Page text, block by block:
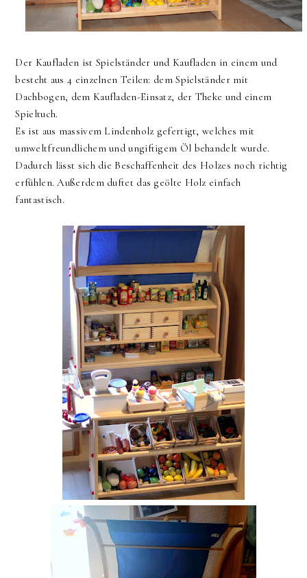
Der Kaufladen ist Spielständer und Kaufladen in einem und
besteht aus 4 einzelnen Teilen: dem Spielständer mit
Dachbogen, dem Kaufladen-Einsatz, der Theke und einem
Spieltuch.
Es ist aus massivem Lindenholz gefertigt, welches mit
umweltfreundlichem und ungiftigem Öl behandelt wurde.
Dadurch lässt sich die Beschaffenheit des Holzes noch richtig
erfühlen. Außerdem duftet das geölte Holz einfach
fantastisch.